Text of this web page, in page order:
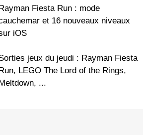
Fiesta Run : mode
et 16 nouveaux niveaux
iOS
jeux du jeudi : Rayman Fiesta
LEGO The Lord of the Rings,
...